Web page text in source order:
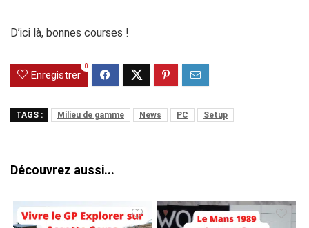
D’ici là, bonnes courses !
Enregistrer
0
TAGS : Milieu de gamme News PC Setup
Découvrez aussi...